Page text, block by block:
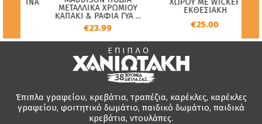
ΠΑΤΙΝΑ
ΜΕΤΑΛΛΙΚΑ ΧΡΩΜΙΟΥ
ΚΑΠΑΚΙ & ΡΑΦΙΑ ΓΥΑ ...
€23.99
ΧΩΡΟΥ ΜΕ WICKER
ΕΚΘΕΣΙΑΚΗ
€25.00
Έπιπλα γραφείου, κρεβάτια, τραπέζια, καρέκλες, καρέκλες
γραφείου, φοιτητικό δωμάτιο, παιδικό δωμάτιο, παιδικά
κρεβάτια, ντουλάπες.